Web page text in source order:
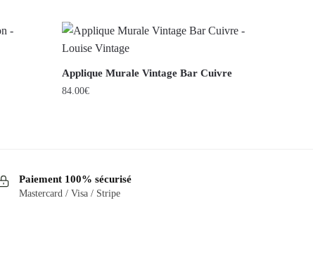
Applique Murale Vintage Bar Cuivre
84.00€
Paiement 100% sécurisé
Mastercard / Visa / Stripe